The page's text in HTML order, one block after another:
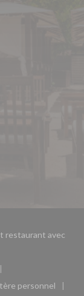
restaurant avec
nouvelle fenêtre))
fenêtre))
une nouvelle
personnel
fenêtre))